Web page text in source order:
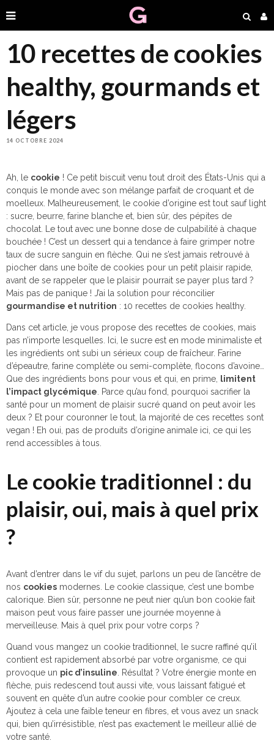
10 recettes de cookies
healthy, gourmands et
légers
14 OCTOBRE 2024
Ah, le cookie ! Ce petit biscuit venu tout droit des États-Unis qui a
conquis le monde avec son mélange parfait de croquant et de
moelleux. Malheureusement, le cookie d’origine est tout sauf light
: sucre, beurre, farine blanche et, bien sûr, des pépites de
chocolat. Le tout avec une bonne dose de culpabilité à chaque
bouchée ! C’est un dessert qui a tendance à faire grimper notre
taux de sucre sanguin en flèche. Qui ne s’est jamais retrouvé à
piocher dans une boîte de cookies pour un petit plaisir rapide,
avant de se rappeler que le plaisir pourrait se payer plus tard ?
Mais pas de panique ! J’ai la solution pour réconcilier
gourmandise et nutrition : 10 recettes de cookies healthy.
Dans cet article, je vous propose des recettes de cookies, mais
pas n’importe lesquelles. Ici, le sucre est en mode minimaliste et
les ingrédients ont subi un sérieux coup de fraîcheur. Farine
d’épeautre, farine complète ou semi-complète, flocons d’avoine…
Que des ingrédients bons pour vous et qui, en prime,
limitent
l’impact glycémique . Parce qu’au fond, pourquoi sacrifier la
santé pour un moment de plaisir sucré quand on peut avoir les
deux ? Et pour couronner le tout, la majorité de ces recettes sont
vegan ! Eh oui, pas de produits d’origine animale ici, ce qui les
rend accessibles à tous.
Le cookie traditionnel : du
plaisir, oui, mais à quel prix
?
Avant d’entrer dans le vif du sujet, parlons un peu de l’ancêtre de
nos cookies modernes. Le cookie classique, c’est une bombe
calorique. Bien sûr, personne ne peut nier qu’un bon cookie fait
maison peut vous faire passer une journée moyenne à
merveilleuse. Mais à quel prix pour votre corps ?
Quand vous mangez un cookie traditionnel, le sucre raffiné qu’il
contient est rapidement absorbé par votre organisme, ce qui
provoque un pic d’insuline. Résultat ? Votre énergie monte en
flèche, puis redescend tout aussi vite, vous laissant fatigué et
souvent en quête d’un autre cookie pour combler ce creux.
Ajoutez à cela une faible teneur en fibres, et vous avez un snack
qui, bien qu’irrésistible, n’est pas exactement le meilleur allié de
votre santé.